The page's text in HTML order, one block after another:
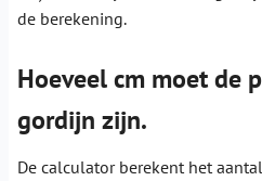
de berekening.
Hoeveel cm moet de
gordijn zijn.
De calculator berekent het